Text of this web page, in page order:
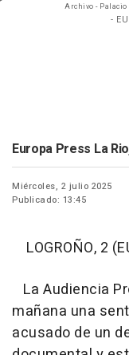
Archivo - Palacio
-
Europa Press La
Miércoles, 2 julio 2025
Publicado: 13:45
LOGROÑO, 2
La Audiencia
mañana una
acusado de un